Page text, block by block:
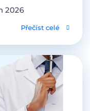
2026
Přečíst celé